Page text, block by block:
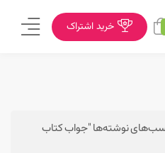
خرید اشتراک
نوشته‌ها "جواب کتاب